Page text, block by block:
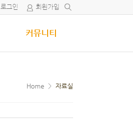
로그인 회원가입
커뮤니티
Home > 자료실